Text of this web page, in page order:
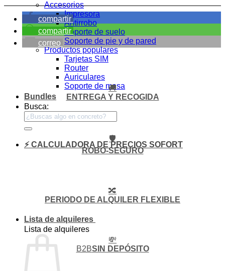
Accesorios
Impresora
Antirrobo
Soporte de suelo
Soporte de pie y de pared
Productos populares
Tarjetas SIM
Router
Auriculares
Soporte de mesa
Bundles
Busca:
⚡ CALCULADORA DE PRECIOS SOFORT
Lista de alquileres
Lista de alquileres
compartir
compartir
correo
🚚
ENTREGA Y RECOGIDA
🛡️
ROBO-SEGURO
🔀
PERIODO DE ALQUILER FLEXIBLE
💸
B2BSIN DEPÓSITO